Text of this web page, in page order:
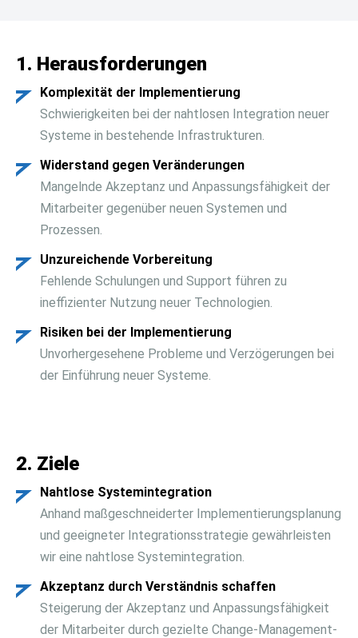
1. Herausforderungen
Komplexität der Implementierung
Schwierigkeiten bei der nahtlosen Integration neuer
Systeme in bestehende Infrastrukturen.
Widerstand gegen Veränderungen
Mangelnde Akzeptanz und Anpassungsfähigkeit der
Mitarbeiter gegenüber neuen Systemen und
Prozessen.
Unzureichende Vorbereitung
Fehlende Schulungen und Support führen zu
ineffizienter Nutzung neuer Technologien.
Risiken bei der Implementierung
Unvorhergesehene Probleme und Verzögerungen bei
der Einführung neuer Systeme.
2. Ziele
Nahtlose Systemintegration
Anhand maßgeschneiderter Implementierungsplanung
und geeigneter Integrationsstrategie gewährleisten
wir eine nahtlose Systemintegration.
Akzeptanz durch Verständnis schaffen
Steigerung der Akzeptanz und Anpassungsfähigkeit
der Mitarbeiter durch gezielte Change-Management-